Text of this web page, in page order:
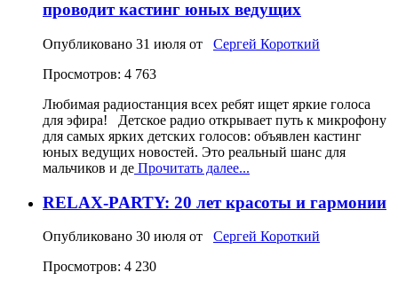
проводит кастинг юных ведущих
Опубликовано 31 июля от Сергей Короткий
Просмотров: 4 763
Любимая радиостанция всех ребят ищет яркие голоса
для эфира! Детское радио открывает путь к микрофону
для самых ярких детских голосов: объявлен кастинг
юных ведущих новостей. Это реальный шанс для
мальчиков и де Прочитать далее...
RELAX-PARTY: 20 лет красоты и гармонии
Опубликовано 30 июля от Сергей Короткий
Просмотров: 4 230